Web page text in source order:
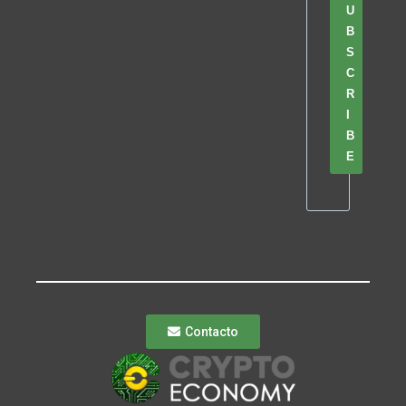
U
B
S
C
R
B
E
Contacto